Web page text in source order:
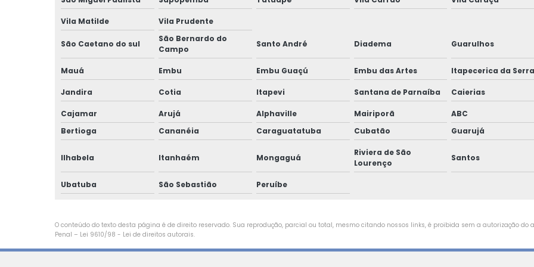
Vila Matilde Vila Prudente
São Caetano do sul
São Bernardo do
Campo
Santo André Diadema Guarulhos
Mauá Embu Embu Guaçú Embu das Artes Itapecerica da Serra
Jandira Cotia Itapevi Santana de Parnaíba Caierias
Cajamar Arujá Alphaville Mairiporã ABC
Bertioga
Cananéia Caraguatatuba Cubatão Guarujá
Ilhabela Itanhaém Mongaguá
Riviera de São
Lourenço
Santos
Ubatuba São Sebastião Peruíbe
O conteúdo do texto desta página é de direito reservado. Sua reprodução, parcial ou total, mesmo citando nossos links, é proibida sem a autorização do
Penal – Lei 9610/98 - Lei de direitos autorais.